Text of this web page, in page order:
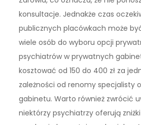
konsultacje. Jednakże czas
publicznych placówkach może
wiele osób do wyboru opcji
psychiatrów w prywatnych
kosztować od 150 do 400 zł za
zależności od renomy specjalisty
gabinetu. Warto również zwrócić
niektórzy psychiatrzy oferują